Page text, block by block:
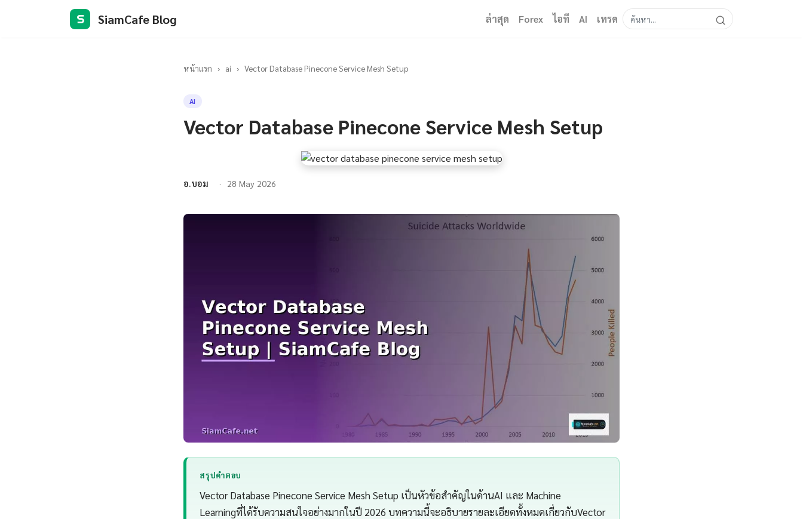
S SiamCafe Blog ล่าสุด Forex ไอที AI เทรด
หน้าแรก › ai › Vector Database Pinecone Service Mesh Setup
AI
Vector Database Pinecone Service Mesh Setup
อ.บอม 28 May 2026
สรุปคำตอบ
Vector Database Pinecone Service Mesh Setup เป็นหัวข้อสำคัญในด้านAI และ Machine
Learningที่ได้รับความสนใจอย่างมากในปี 2026 บทความนี้จะอธิบายรายละเอียดทั้งหมดเกี่ยวกับVector